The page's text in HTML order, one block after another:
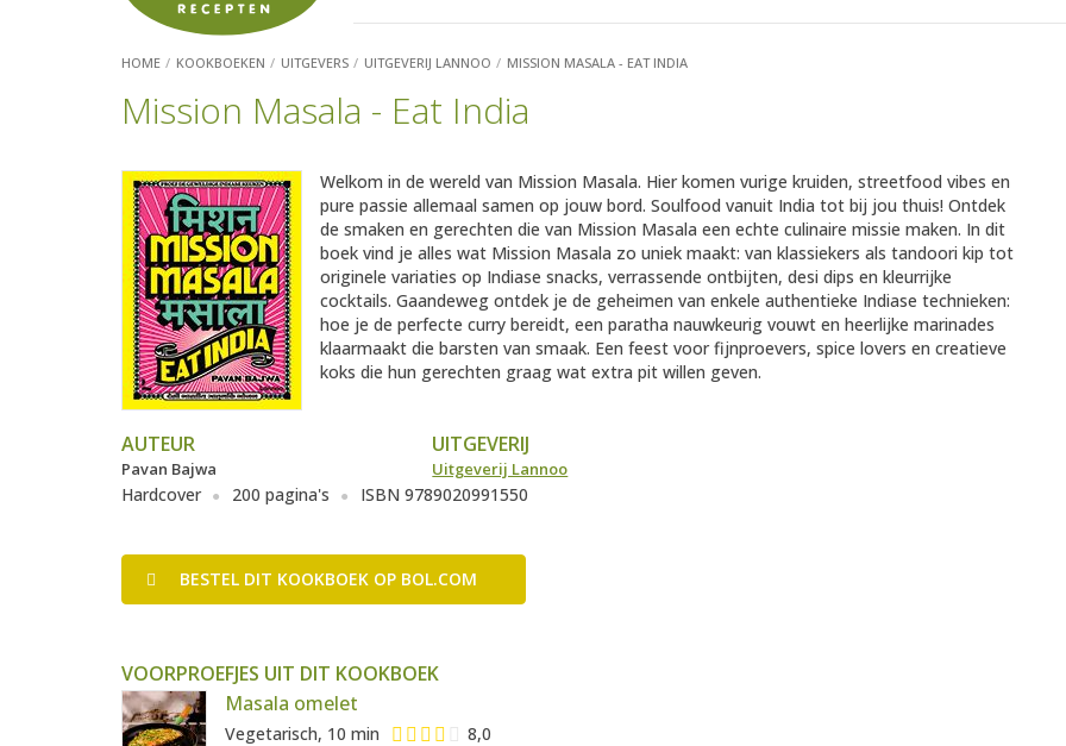
HOME KOOKBOEKEN UITGEVERS UITGEVERIJ LANNOO MISSION MASALA - EAT INDIA
Mission Masala - Eat India
Welkom in de wereld van Mission Masala. Hier komen vurige kruiden, streetfood vibes en
pure passie allemaal samen op jouw bord. Soulfood vanuit India tot bij jou thuis! Ontdek
de smaken en gerechten die van Mission Masala een echte culinaire missie maken. In dit
boek vind je alles wat Mission Masala zo uniek maakt: van klassiekers als tandoori kip tot
originele variaties op Indiase snacks, verrassende ontbijten, desi dips en kleurrijke
cocktails. Gaandeweg ontdek je de geheimen van enkele authentieke Indiase technieken:
hoe je de perfecte curry bereidt, een paratha nauwkeurig vouwt en heerlijke marinades
klaarmaakt die barsten van smaak. Een feest voor fijnproevers, spice lovers en creatieve
koks die hun gerechten graag wat extra pit willen geven.
AUTEUR
Pavan Bajwa
UITGEVERIJ
Uitgeverij Lannoo
Hardcover 200 pagina's ISBN 9789020991550
BESTEL DIT KOOKBOEK OP BOL.COM
VOORPROEFJES UIT DIT KOOKBOEK
Masala omelet
Vegetarisch, 10 min 8,0